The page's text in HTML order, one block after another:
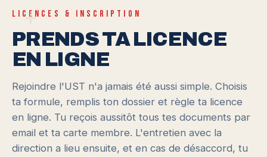
+
LICENCES & INSCRIPTION
PRENDS TA LICENCE
EN LIGNE
Rejoindre l'UST n'a jamais été aussi simple. Choisis
ta formule, remplis ton dossier et règle ta licence
en ligne. Tu reçois aussitôt tous tes documents par
email et ta carte membre. L'entretien avec la
direction a lieu ensuite, et en cas de désaccord, tu